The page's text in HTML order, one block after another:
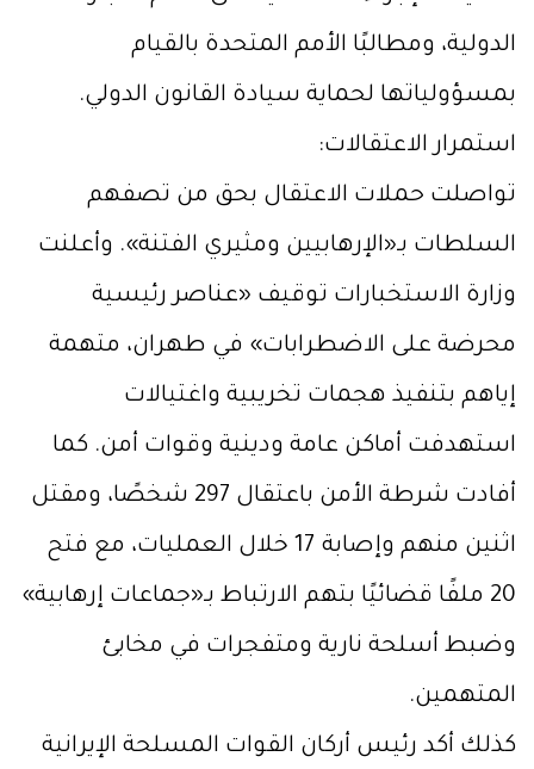
الدولية، ومطالبًا الأمم المتحدة بالقيام
بمسؤولياتها لحماية سيادة القانون الدولي.
استمرار الاعتقالات:
تواصلت حملات الاعتقال بحق من تصفهم
السلطات بـ«الإرهابيين ومثيري الفتنة». وأعلنت
وزارة الاستخبارات توقيف «عناصر رئيسية
محرضة على الاضطرابات» في طهران، متهمة
إياهم بتنفيذ هجمات تخريبية واغتيالات
استهدفت أماكن عامة ودينية وقوات أمن. كما
أفادت شرطة الأمن باعتقال 297 شخصًا، ومقتل
اثنين منهم وإصابة 17 خلال العمليات، مع فتح
20 ملفًا قضائيًا بتهم الارتباط بـ«جماعات إرهابية»
وضبط أسلحة نارية ومتفجرات في مخابئ
المتهمين.
كذلك أكد رئيس أركان القوات المسلحة الإيرانية